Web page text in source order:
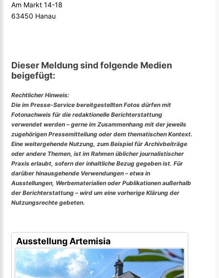
Am Markt 14-18
63450 Hanau
Dieser Meldung sind folgende Medien
beigefügt:
Rechtlicher Hinweis:
Die im Presse-Service bereitgestellten Fotos dürfen mit
Fotonachweis für die redaktionelle Berichterstattung
verwendet werden – gerne im Zusammenhang mit der jeweils
zugehörigen Pressemitteilung oder dem thematischen Kontext.
Eine weitergehende Nutzung, zum Beispiel für Archivbeiträge
oder andere Themen, ist im Rahmen üblicher journalistischer
Praxis erlaubt, sofern der inhaltliche Bezug gegeben ist. Für
darüber hinausgehende Verwendungen – etwa in
Ausstellungen, Werbematerialien oder Publikationen außerhalb
der Berichterstattung – wird um eine vorherige Klärung der
Nutzungsrechte gebeten.
Ausstellung Artemisia